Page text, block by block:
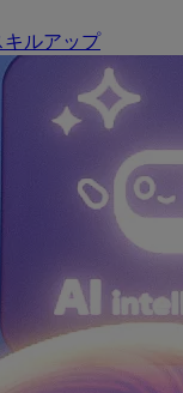
ルアップ